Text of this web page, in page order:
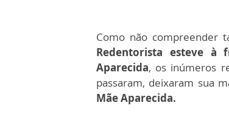
Como não compreender
Redentorista esteve à
Aparecida, os inúmeros
passaram, deixaram sua
Mãe Aparecida.